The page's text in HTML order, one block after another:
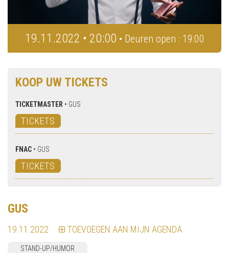
19.11.2022 • 20:00 • Deuren open : 19:00
KOOP UW TICKETS
TICKETMASTER • GUS
TICKETS
FNAC • GUS
TICKETS
GUS
19.11.2022 TOEVOEGEN AAN MIJN AGENDA
STAND-UP/HUMOR